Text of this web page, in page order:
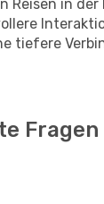
Reisen in der
tiefere
Fragen